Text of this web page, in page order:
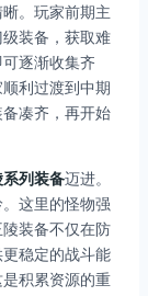
。玩家前期主
装备，获取难
逐渐收集齐
利过渡到中期
凑齐，再开始
列装备迈进。
这里的怪物强
装备不仅在防
稳定的战斗能
积累资源的重